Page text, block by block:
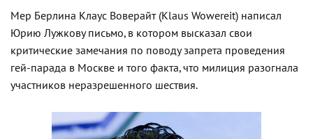
Мер Берлина Клаус Воверайт (Klaus Wowereit) написал
Юрию Лужкову письмо, в котором высказал свои
критические замечания по поводу запрета проведения
гей-парада в Москве и того факта, что милиция разогнала
участников неразрешенного шествия.